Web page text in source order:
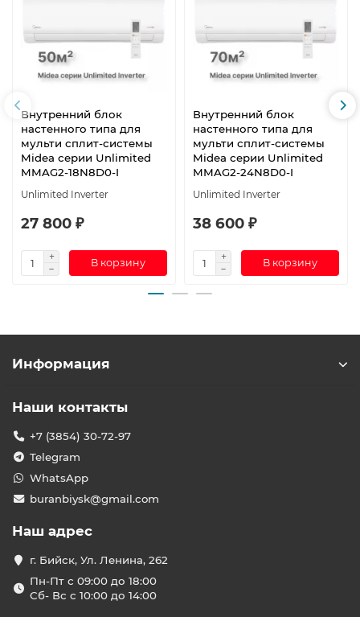
Внутренний блок
настенного типа для
мульти сплит-системы
Midea серии Unlimited
MMAG2-18N8D0-I
Unlimited Inverter
27 800 ₽
В корзину
Внутренний блок
настенного типа для
мульти сплит-системы
Midea серии Unlimited
MMAG2-24N8D0-I
Unlimited Inverter
38 600 ₽
В корзину
Информация
Наши контакты
+7 (3854) 30-72-97
Telegram
WhatsApp
buranbiysk@gmail.com
Наш адрес
г. Бийск, Ул. Ленина, 262
Пн-Пт с 09:00 до 18:00
Сб- Вс с 10:00 до 14:00